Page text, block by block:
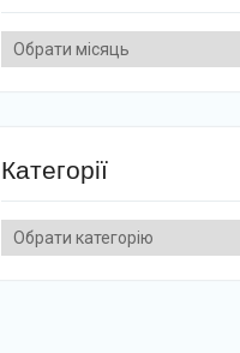
Архіви
Категорії
Категорії